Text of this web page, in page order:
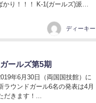
ディーキー
ールズ第5期
だきます！...